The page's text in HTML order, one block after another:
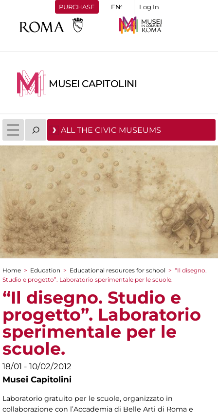
PURCHASE Log In
MUSEI CAPITOLINI
ALL THE CIVIC MUSEUMS
You are here
Home > Education > Educational resources for school > “Il disegno.
Studio e progetto”. Laboratorio sperimentale per le scuole.
“Il disegno. Studio e
progetto”. Laboratorio
sperimentale per le
scuole.
18/01 - 10/02/2012
Musei Capitolini
Laboratorio gratuito per le scuole, organizzato in
collaborazione con l’Accademia di Belle Arti di Roma e